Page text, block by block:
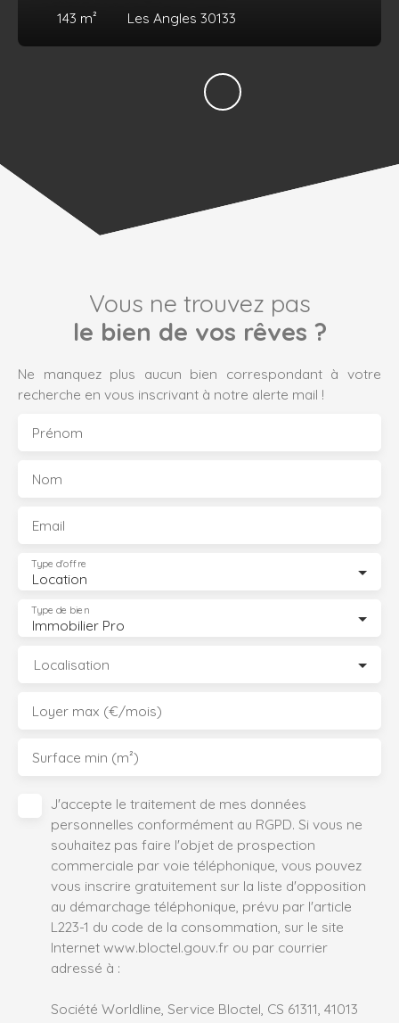
143 m² Les Angles 30133
Vous ne trouvez pas
le bien de vos rêves ?
Ne manquez plus aucun bien correspondant à votre
recherche en vous inscrivant à notre alerte mail !
Prénom
Nom
Email
Location
Type d'offre
Immobilier Pro
Type de bien
Localisation
Loyer max (€/mois)
Surface min (m²)
J'accepte le traitement de mes données
personnelles conformément au RGPD. Si vous ne
souhaitez pas faire l'objet de prospection
commerciale par voie téléphonique, vous pouvez
vous inscrire gratuitement sur la liste d'opposition
au démarchage téléphonique, prévu par l'article
L223-1 du code de la consommation, sur le site
Internet www.bloctel.gouv.fr ou par courrier
adressé à :
Société Worldline, Service Bloctel, CS 61311, 41013